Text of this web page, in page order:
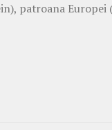
patroana Europei